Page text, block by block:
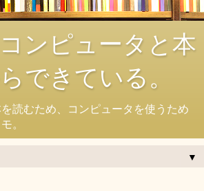
ンピュータと本
できている。
読むため、コンピュータを使うため
。
▼